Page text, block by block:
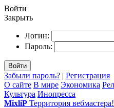
Войти
Закрыть
Логин:
Пароль:
Войти
Забыли пароль? | Регистрация
О сайте В мире Экономика
Культура Инопресса
MixliP Территория вебмастера!